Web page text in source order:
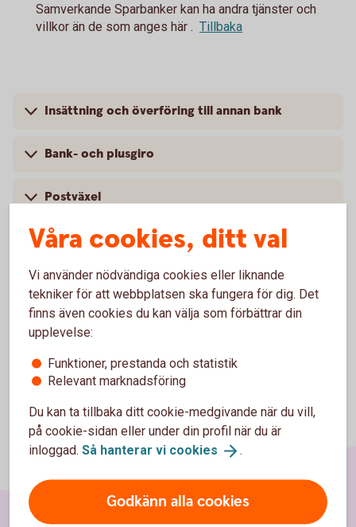
Samverkande Sparbanker kan ha andra tjänster och
villkor än de som anges här . Tillbaka
Insättning och överföring till annan bank
Bank- och plusgiro
Postväxel
Internationell betalning
Kontoutdrag och utbetalning
Våra cookies, ditt val
Vi använder nödvändiga cookies eller liknande
tekniker för att webbplatsen ska fungera för dig. Det
finns även cookies du kan välja som förbättrar din
upplevelse:
Funktioner, prestanda och statistik
Relevant marknadsföring
Du kan ta tillbaka ditt cookie-medgivande när du vill,
på cookie-sidan eller under din profil när du är
inloggad. Så hanterar vi cookies .
Godkänn alla cookies